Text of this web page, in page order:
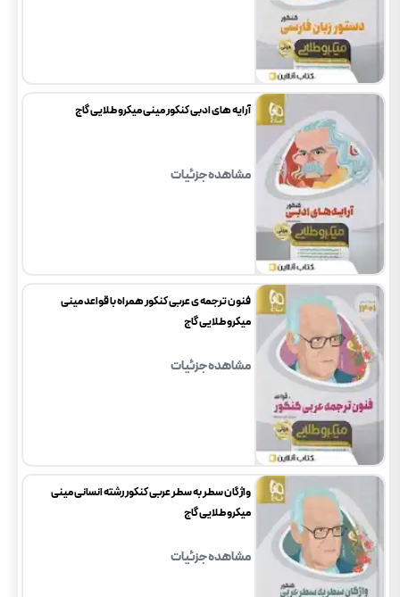
آرایه های ادبی کنکور مینی میکرو طلایی گاج
مشاهده جزئیات
فنون ترجمه ی عربی کنکور همراه با قواعد مینی
میکرو طلایی گاج
مشاهده جزئیات
واژگان سطر به سطر عربی کنکور رشته انسانی مینی
میکرو طلایی گاج
مشاهده جزئیات